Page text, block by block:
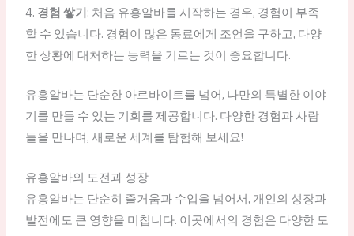
4. 경험 쌓기: 처음 유흥알바를 시작하는 경우, 경험이 부족
할 수 있습니다. 경험이 많은 동료에게 조언을 구하고, 다양
한 상황에 대처하는 능력을 기르는 것이 중요합니다.
유흥알바는 단순한 아르바이트를 넘어, 나만의 특별한 이야
기를 만들 수 있는 기회를 제공합니다. 다양한 경험과 사람
들을 만나며, 새로운 세계를 탐험해 보세요!
유흥알바의 도전과 성장
유흥알바는 단순히 즐거움과 수입을 넘어서, 개인의 성장과
발전에도 큰 영향을 미칩니다. 이곳에서의 경험은 다양한 도